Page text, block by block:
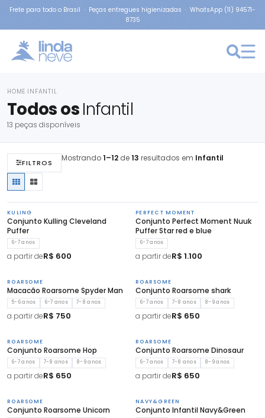
Frete para todo o Brasil · Peças entregues higienizadas · WhatsApp (11) 94571-
8735
HOME INFANTIL
Todos osInfantil
13 peças disponíveis
FILTROS Mostrando1–12 de13 resultados em Infantil
KULING
Conjunto Kulling Cleveland
Puffer
6-7 anos
a partir deR$ 600
PERFECT MOMENT
Conjunto Perfect Moment Nuuk
Puffer Star red e blue
6-7 anos
a partir deR$ 1.100
ROARSOME
Macacão Roarsome Spyder Man
5-6 anos 6-7 anos 7-8 anos
a partir deR$ 750
ROARSOME
Conjunto Roarsome shark
6-7 anos 7-8 anos 8-9 anos
a partir deR$ 650
ROARSOME
Conjunto Roarsome Hop
6-7 anos 7-8 anos 8-9 anos
a partir deR$ 650
ROARSOME
Conjunto Roarsome Dinosaur
6-7 anos 7-8 anos 8-9 anos
a partir deR$ 650
ROARSOME
Conjunto Roarsome Unicorn
NAVY&GREEN
Conjunto Infantil Navy&Green